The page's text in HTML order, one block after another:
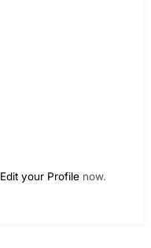
Edit your Profile now.